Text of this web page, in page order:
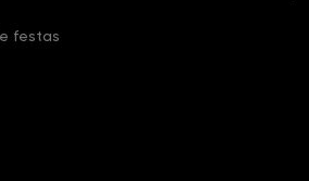
festas